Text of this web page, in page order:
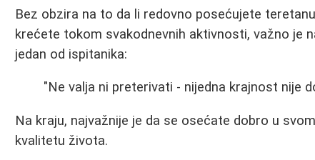
Bez obzira na to da li redovno posećujete
krećete tokom svakodnevnih aktivnosti, važno je
jedan od ispitanika:
"Ne valja ni preterivati - nijedna krajnost nije
Na kraju, najvažnije je da se osećate dobro u
kvalitetu života.